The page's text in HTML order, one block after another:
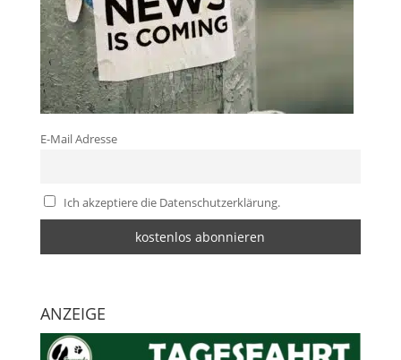
E-Mail Adresse
Ich akzeptiere die Datenschutzerklärung.
ANZEIGE